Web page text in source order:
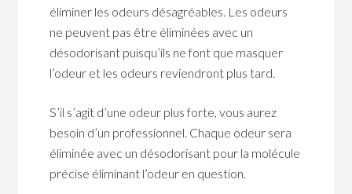
éliminer les odeurs désagréables. Les odeurs
ne peuvent pas être éliminées avec un
désodorisant puisqu’ils ne font que masquer
l’odeur et les odeurs reviendront plus tard.
S’il s’agit d’une odeur plus forte, vous aurez
besoin d’un professionnel. Chaque odeur sera
éliminée avec un désodorisant pour la molécule
précise éliminant l’odeur en question.